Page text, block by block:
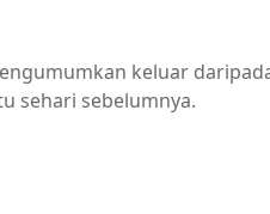
keluar
sehari sebelumnya.